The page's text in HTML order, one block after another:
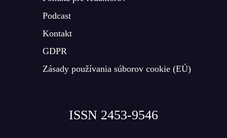
Podcast
Kontakt
GDPR
Zásady používania súborov cookie (EÚ)
ISSN 2453-9546